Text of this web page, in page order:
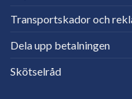
Transportskador och
Dela upp betalningen
Skötselråd